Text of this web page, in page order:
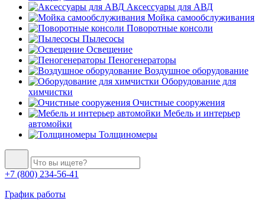
Аксессуары для АВД
Мойка самообслуживания
Поворотные консоли
Пылесосы
Освещение
Пеногенераторы
Воздушное оборудование
Оборудование для
химчистки
Очистные сооружения
Мебель и интерьер
автомойки
Толщиномеры
+7 (800) 234-56-41
График работы